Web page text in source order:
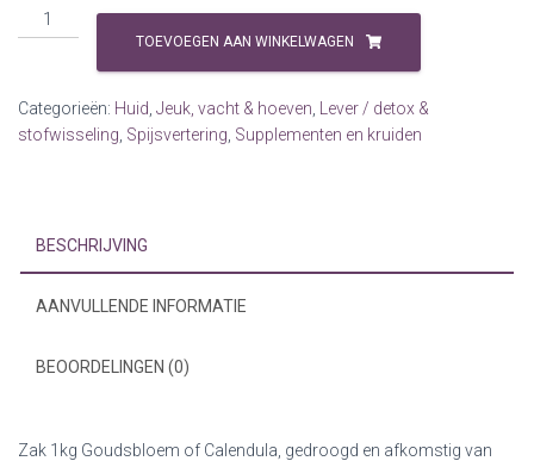
Goudsbloem
DHP
kg
aantal
TOEVOEGEN AAN WINKELWAGEN
Categorieën: Huid Jeuk, vacht & hoeven Lever / detox &
stofwisseling Spijsvertering Supplementen en kruiden
BESCHRIJVING
AANVULLENDE INFORMATIE
BEOORDELINGEN (0)
Zak 1kg Goudsbloem of Calendula, gedroogd en afkomstig van